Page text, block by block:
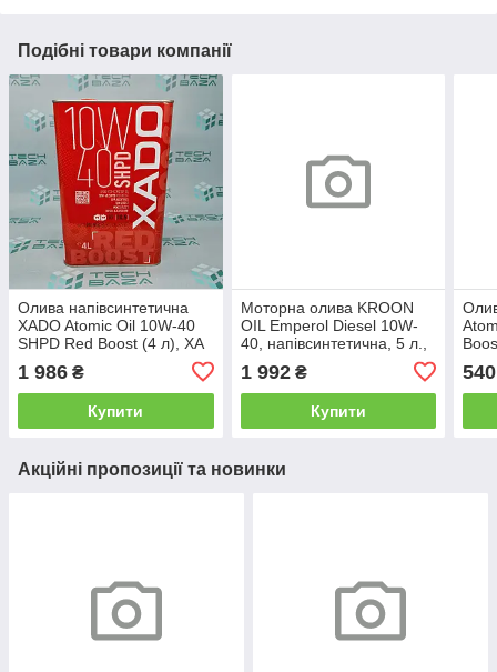
Подібні товари компанії
Олива напівсинтетична
XADO Atomic Oil 10W-40
SHPD Red Boost (4 л), ХА
1 986 ₴
Купити
Моторна олива KROON
OIL Emperol Diesel 10W-
40, напівсинтетична, 5 л.,
1 992₴
Купити
540
Акційні пропозиції та новинки